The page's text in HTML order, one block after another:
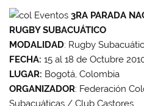
3RA PARADA
RUGBY SUBACUÁTICO
MODALIDAD: Rugby
FECHA: 15 al 18 de Octubre
LUGAR: Bogotá, Colombia
ORGANIZADOR: Federación
Subacuáticas / Club Castores